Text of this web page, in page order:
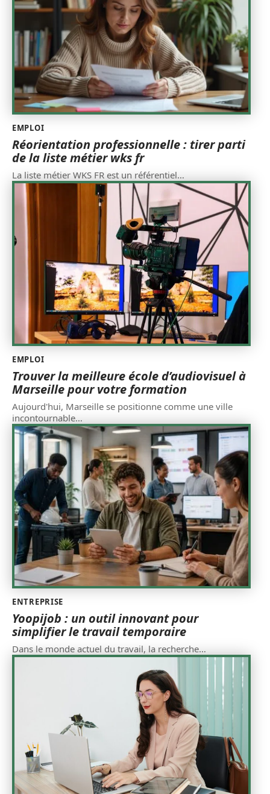
EMPLOI
Réorientation professionnelle : tirer parti
de la liste métier wks fr
La liste métier WKS FR est un référentiel…
EMPLOI
Trouver la meilleure école d’audiovisuel à
Marseille pour votre formation
Aujourd'hui, Marseille se positionne comme une ville
incontournable…
ENTREPRISE
Yoopijob : un outil innovant pour
simplifier le travail temporaire
Dans le monde actuel du travail, la recherche…